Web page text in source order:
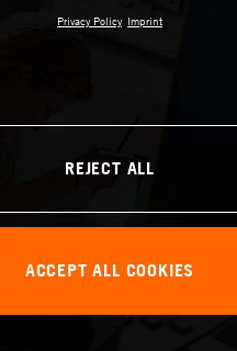
Privacy Policy Imprint
REJECT ALL
ACCEPT ALL COOKIES